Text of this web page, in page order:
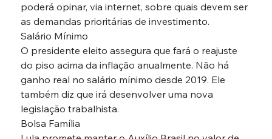
poderá opinar, via internet, sobre quais devem ser
as demandas prioritárias de investimento.
Salário Mínimo
O presidente eleito assegura que fará o reajuste
do piso acima da inflação anualmente. Não há
ganho real no salário mínimo desde 2019. Ele
também diz que irá desenvolver uma nova
legislação trabalhista.
Bolsa Família